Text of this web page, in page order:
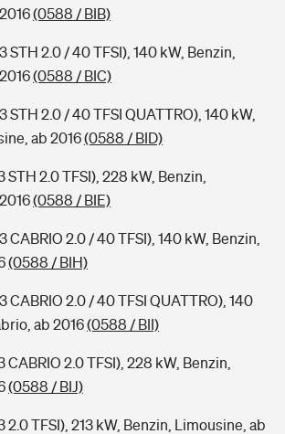
(0588 / BIB)
STH 2.0 / 40 TFSI), 140 kW, Benzin,
(0588 / BIC)
STH 2.0 / 40 TFSI QUATTRO), 140 kW,
ab 2016(0588 / BID)
STH 2.0 TFSI), 228 kW, Benzin,
(0588 / BIE)
CABRIO 2.0 / 40 TFSI), 140 kW, Benzin,
(0588 / BIH)
CABRIO 2.0 / 40 TFSI QUATTRO), 140
ab 2016(0588 / BII)
CABRIO 2.0 TFSI), 228 kW, Benzin,
(0588 / BIJ)
2.0 TFSI), 213 kW, Benzin, Limousine, ab